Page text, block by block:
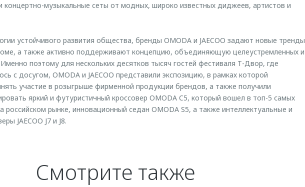
концертно-музыкальные сеты от модных, широко известных диджеев, артистов и
устойчивого развития общества, бренды OMODA и JAECOO задают новые тренды
а также активно поддерживают концепцию, объединяющую целеустремленных и
поэтому для нескольких десятков тысяч гостей фестиваля Т-Двор, где
с досугом, OMODA и JAECOO представили экспозицию, в рамках которой
участие в розыгрыше фирменной продукции брендов, а также получили
яркий и футуристичный кроссовер OMODA C5, который вошел в топ-5 самых
российском рынке, инновационный седан OMODA S5, а также интеллектуальные и
JAECOO J7 и J8.
Смотрите также